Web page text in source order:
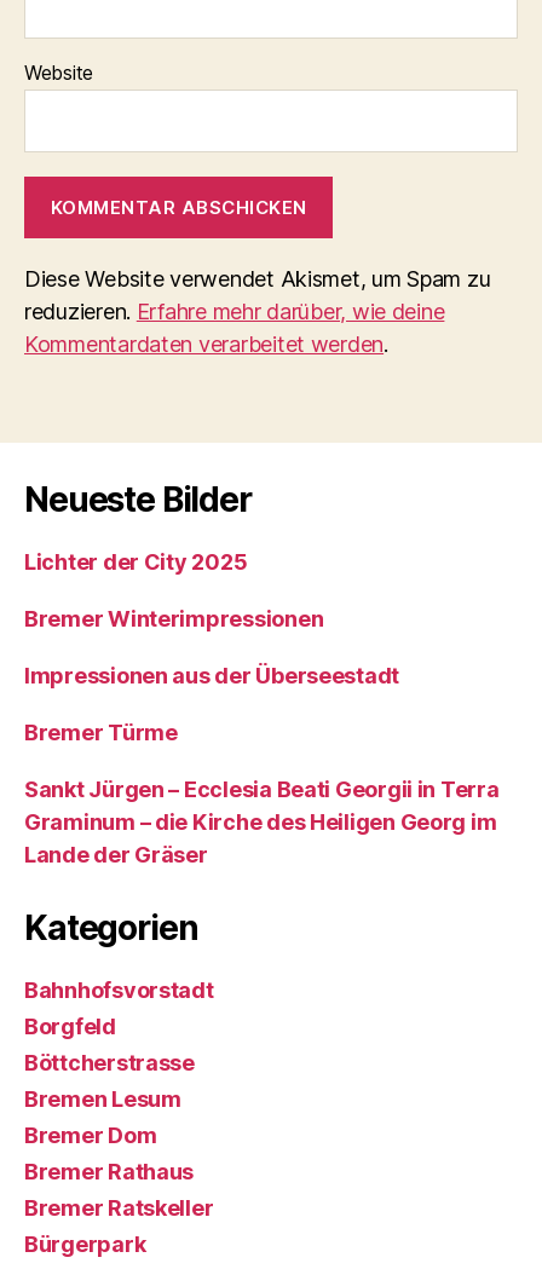
Website
Diese Website verwendet Akismet, um Spam zu
reduzieren. Erfahre mehr darüber, wie deine
Kommentardaten verarbeitet werden.
Neueste Bilder
Lichter der City 2025
Bremer Winterimpressionen
Impressionen aus der Überseestadt
Bremer Türme
Sankt Jürgen – Ecclesia Beati Georgii in Terra
Graminum – die Kirche des Heiligen Georg im
Lande der Gräser
Kategorien
Bahnhofsvorstadt
Borgfeld
Böttcherstrasse
Bremen Lesum
Bremer Dom
Bremer Rathaus
Bremer Ratskeller
Bürgerpark